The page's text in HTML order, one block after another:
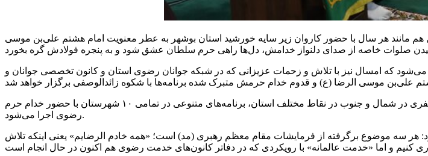
هم مانند هر سال با حضور کاروان زیر سایه خورشید استان بوشهر به عطر معنویت امام هشتم علی‌بن موسی
سایه خورشید نزدیک ۱۵ سال است که در کشور اجرا می‌شود که امسال نیز با تلاش و زحمات عزیزانی که در شبکه جوانان رضوی استان و کانون تخصصی جوانان و
علی‌بن موسی الرضا (ع) و قدوم خدام حرمش متبرک شده برنامه‌ها با شکوه زائدالوصفی
» در دو گروه پنج نفری در شمال و جنوب در نقاط مختلف استان، برنامه‌های متنوعی در تمامی ۱۰ شهرستان با حضور خدام حرم
رضوی اجرا می‌شود.
هر سه موضوع برگرفته از فرمایشات مقام معظم رهبری (مد) است؛ «همه خادم الرضایم» یعنی اینکه تلاش